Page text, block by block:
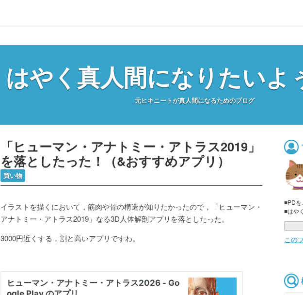
はやく真人間になりたいよ
元ヒキニートが真人間になるためのブログ
「ヒューマン・アナトミー・アトラス2019」
を落としたった！（&おすすめアプリ）
買い物
イラストを描くにおいて，筋肉や骨の構造が知りたかったので，「ヒューマン・
アナトミー・アトラス2019」なる3D人体解剖アプリを落としたった。
3000円近くする，割と高いアプリですわ。
■PDを
■はや
この